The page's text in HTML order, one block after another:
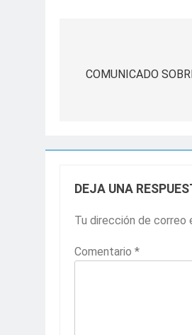
de
COMUNICADO
DEJA UNA
Tu dirección de correo
Comentario *